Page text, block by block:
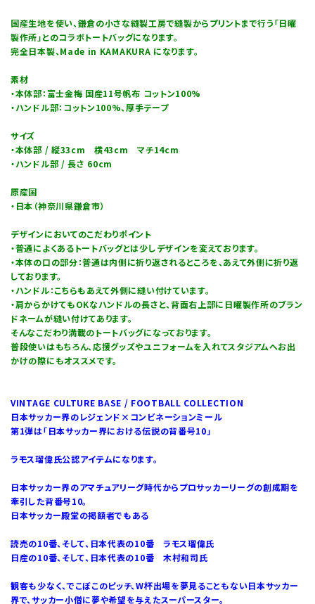
国産生地を使い、鎌倉の小さな縫製工房で縫製からプリントまで行う「日曜
製作所」とのコラボトートバッグになります。
完全日本製、Made in KAMAKURA になります。
素材
・本体部：富士金梅 国産11号帆布 コットン100%
・ハンドル部：コットン100%、厚手テープ
サイズ
・本体部 / 縦33cm 横43cm マチ14cm
・ハンドル部 / 長さ 60cm
原産国
・日本（神奈川県鎌倉市）
デザインにおいてのこだわりポイント
・普通によくあるトートバッグとは少しデザインを変えております。
・本体の口の部分：普通は内側に折り返されるところを、あえて外側に折り返
しております。
・ハンドル：こちらもあえて外側に縫い付けています。
・肩からかけてもOKなハンドルの長さと、背面右上部に日曜製作所のブラン
ドネームが縫い付けてあります。
そんなこだわり満載のトートバッグになっております。
普段使いはもちろん、応援グッズやユニフォームを入れてスタジアムへお出
かけの際にもオススメです。
VINTAGE CULTURE BASE / FOOTBALL COLLECTION
日本サッカー界のレジェンド×コンビネーションミール
第1弾は「日本サッカー界における伝説の背番号10」
ラモス瑠偉氏公認アイテムになります。
日本サッカー界のアマチュアリーグ時代からプロサッカーリーグの創成期を
牽引した背番号10。
日本サッカー殿堂の掲額者でもある
読売の10番、そして、日本代表の10番 ラモス瑠偉氏
日産の10番、そして、日本代表の10番 木村和司氏
観客も少なく、でこぼこのピッチ、W杯出場を夢見ることもない日本サッカー
界で、サッカー小僧に夢や希望を与えたスーパースター。